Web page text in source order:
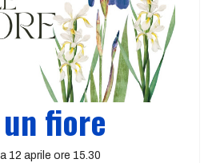
fiore
12 aprile ore 15.30